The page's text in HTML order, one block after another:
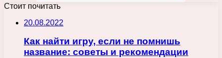
Стоит почитать
20.08.2022
Как найти игру, если не помнишь
название: советы и рекомендации